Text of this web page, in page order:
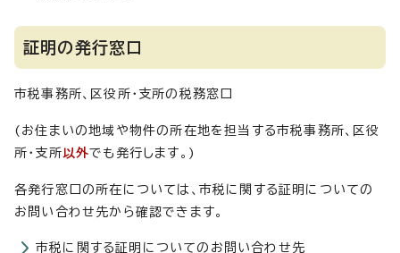
証明の発行窓口
市税事務所、区役所・支所の税務窓口
(お住まいの地域や物件の所在地を担当する市税事務所、区役
所・支所以外でも発行します。)
各発行窓口の所在については、市税に関する証明についての
お問い合わせ先から確認できます。
市税に関する証明についてのお問い合わせ先